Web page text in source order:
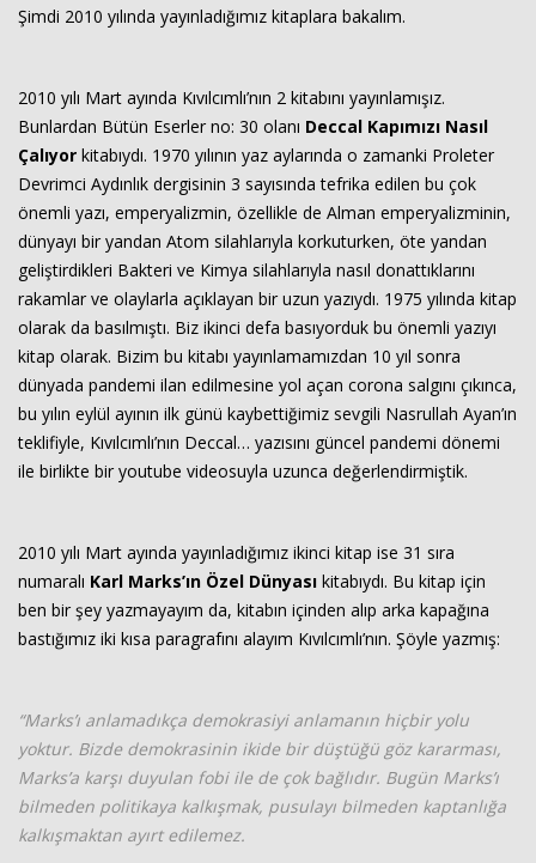
Şimdi 2010 yılında yayınladığımız kitaplara bakalım.
2010 yılı Mart ayında Kıvılcımlı’nın 2 kitabını yayınlamışız.
Bunlardan Bütün Eserler no: 30 olanı Deccal Kapımızı Nasıl
Çalıyor kitabıydı. 1970 yılının yaz aylarında o zamanki Proleter
Devrimci Aydınlık dergisinin 3 sayısında tefrika edilen bu çok
önemli yazı, emperyalizmin, özellikle de Alman emperyalizminin,
dünyayı bir yandan Atom silahlarıyla korkuturken, öte yandan
geliştirdikleri Bakteri ve Kimya silahlarıyla nasıl donattıklarını
rakamlar ve olaylarla açıklayan bir uzun yazıydı. 1975 yılında kitap
olarak da basılmıştı. Biz ikinci defa basıyorduk bu önemli yazıyı
kitap olarak. Bizim bu kitabı yayınlamamızdan 10 yıl sonra
dünyada pandemi ilan edilmesine yol açan corona salgını çıkınca,
bu yılın eylül ayının ilk günü kaybettiğimiz sevgili Nasrullah Ayan’ın
teklifiyle, Kıvılcımlı’nın Deccal… yazısını güncel pandemi dönemi
ile birlikte bir youtube videosuyla uzunca değerlendirmiştik.
2010 yılı Mart ayında yayınladığımız ikinci kitap ise 31 sıra
numaralı Karl Marks’ın Özel Dünyası kitabıydı. Bu kitap için
ben bir şey yazmayayım da, kitabın içinden alıp arka kapağına
bastığımız iki kısa paragrafını alayım Kıvılcımlı’nın. Şöyle yazmış:
“Marks’ı anlamadıkça demokrasiyi anlamanın hiçbir yolu
yoktur. Bizde demokrasinin ikide bir düştüğü göz kararması,
Marks’a karşı duyulan fobi ile de çok bağlıdır. Bugün Marks’ı
bilmeden politikaya kalkışmak, pusulayı bilmeden kaptanlığa
kalkışmaktan ayırt edilemez.